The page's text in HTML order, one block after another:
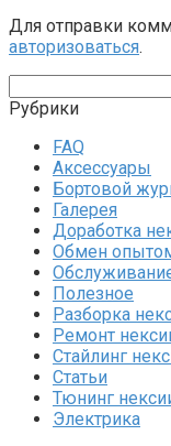
Для отправки
авторизоваться.
Рубрики
FAQ
Аксессуары
Бортовой
Галерея
Доработка
Обмен
Полезное
Разборка
Ремонт
Стайлинг
Статьи
Тюнинг
Электрика